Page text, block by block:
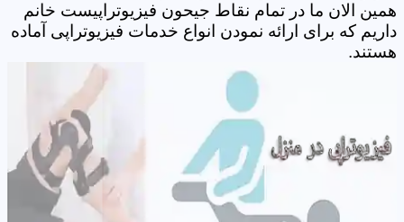
همین الان ما در تمام نقاط جیحون فیزیوتراپیست خانم
داریم که برای ارائه نمودن انواع خدمات فیزیوتراپی آماده
هستند.